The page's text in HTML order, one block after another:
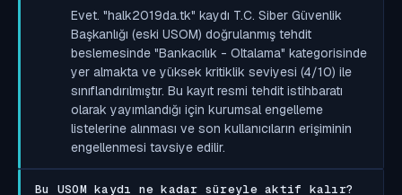
Evet. "halk2019da.tk" kaydı T.C. Siber Güvenlik
Başkanlığı (eski USOM) doğrulanmış tehdit
beslemesinde "Bankacılık - Oltalama" kategorisinde
yer almakta ve yüksek kritiklik seviyesi (4/10) ile
sınıflandırılmıştır. Bu kayıt resmi tehdit istihbaratı
olarak yayımlandığı için kurumsal engelleme
listelerine alınması ve son kullanıcıların erişiminin
engellenmesi tavsiye edilir.
Bu USOM kaydı ne kadar süreyle aktif kalır?